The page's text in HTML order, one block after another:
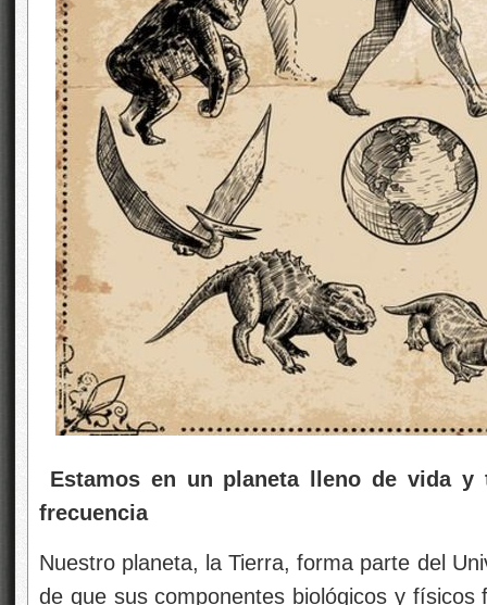
Estamos en un planeta lleno de vida
frecuencia
Nuestro planeta, la Tierra, forma parte del
de que sus componentes biológicos y